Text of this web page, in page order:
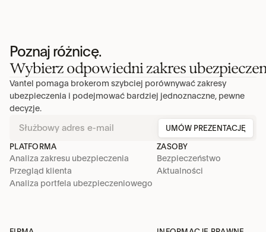
Poznaj różnicę.
Wybierz odpowiedni zakres
Vantel pomaga brokerom szybciej porównywać zakresy
ubezpieczenia i podejmować bardziej jednoznaczne, pewne
decyzje.
UMÓW PREZENTACJĘ
PLATFORMA
Analiza zakresu ubezpieczenia
Przegląd klienta
Analiza portfela ubezpieczeniowego
ZASOBY
Bezpieczeństwo
Aktualności